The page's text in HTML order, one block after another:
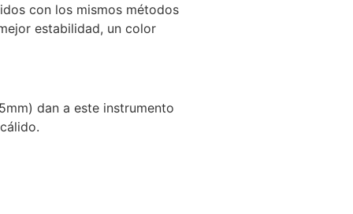
con los mismos métodos
estabilidad, un color
dan a este instrumento